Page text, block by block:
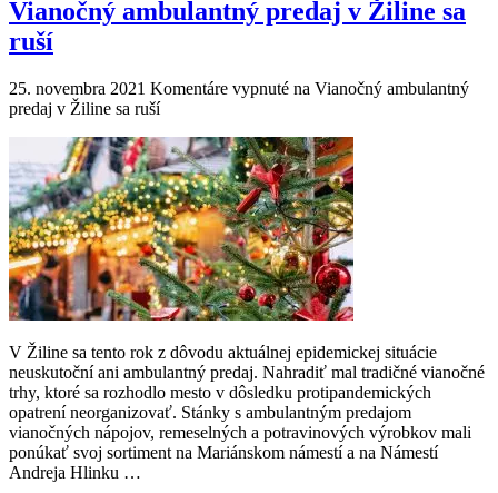
Vianočný ambulantný predaj v Žiline sa
ruší
25. novembra 2021 Komentáre vypnuté na Vianočný ambulantný
predaj v Žiline sa ruší
V Žiline sa tento rok z dôvodu aktuálnej epidemickej situácie
neuskutoční ani ambulantný predaj. Nahradiť mal tradičné vianočné
trhy, ktoré sa rozhodlo mesto v dôsledku protipandemických
opatrení neorganizovať. Stánky s ambulantným predajom
vianočných nápojov, remeselných a potravinových výrobkov mali
ponúkať svoj sortiment na Mariánskom námestí a na Námestí
Andreja Hlinku …